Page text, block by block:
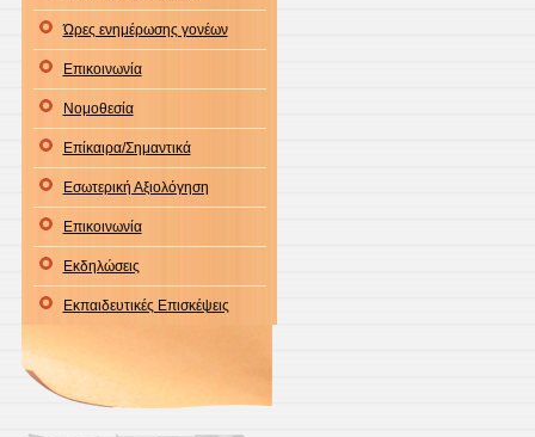
Ώρες ενημέρωσης γονέων
Επικοινωνία
Νομοθεσία
Επίκαιρα/Σημαντικά
Εσωτερική Αξιολόγηση
Επικοινωνία
Εκδηλώσεις
Εκπαιδευτικές Επισκέψεις